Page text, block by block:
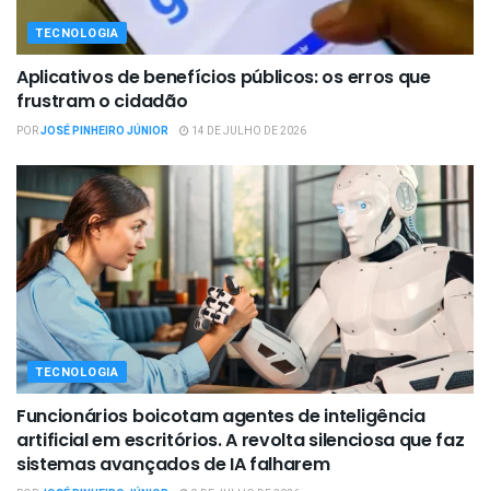
TECNOLOGIA
Aplicativos de benefícios públicos: os erros que
frustram o cidadão
PORJOSÉ PINHEIRO JÚNIOR 14 DE JULHO DE 2026
TECNOLOGIA
Funcionários boicotam agentes de inteligência
artificial em escritórios. A revolta silenciosa que faz
sistemas avançados de IA falharem